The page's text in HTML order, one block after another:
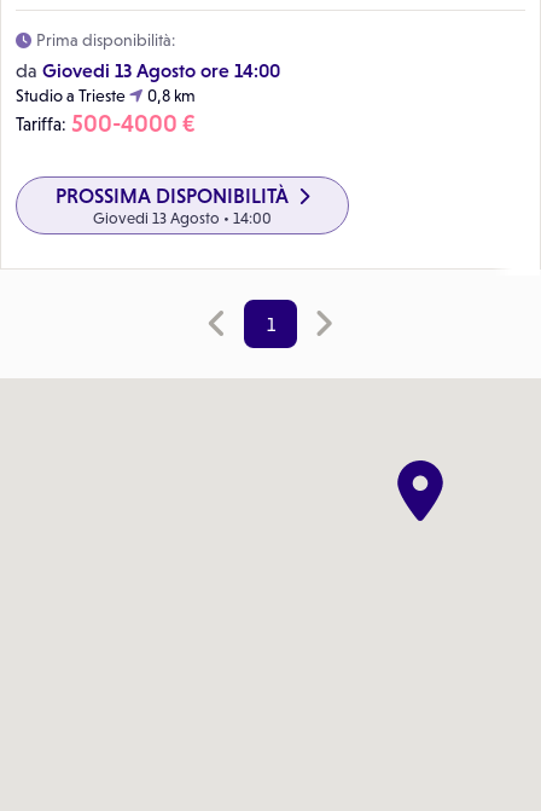
Prima disponibilità:
da Giovedi 13 Agosto ore 14:00
Studio a Trieste 0,8 km
Tariffa: 500-4000 €
PROSSIMA DISPONIBILITÀ
Giovedi 13 Agosto • 14:00
1